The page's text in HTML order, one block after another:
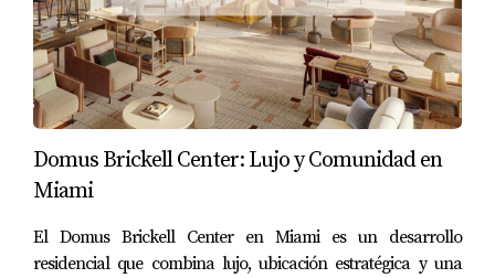
Domus Brickell Center: Lujo y Comunidad en
Miami
El Domus Brickell Center en Miami es un desarrollo
residencial que combina lujo, ubicación estratégica y una